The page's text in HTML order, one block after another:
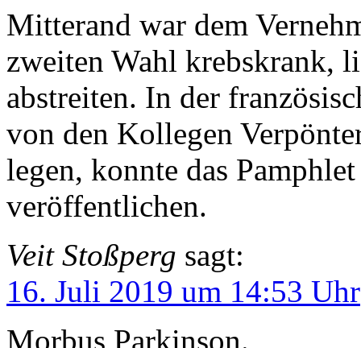
Mitterand war dem
zweiten Wahl krebskrank,
abstreiten. In der
von den Kollegen
legen, konnte das
veröffentlichen.
Veit Stoßperg sagt:
16. Juli 2019 um 14:53 Uhr
Morbus Parkinson.